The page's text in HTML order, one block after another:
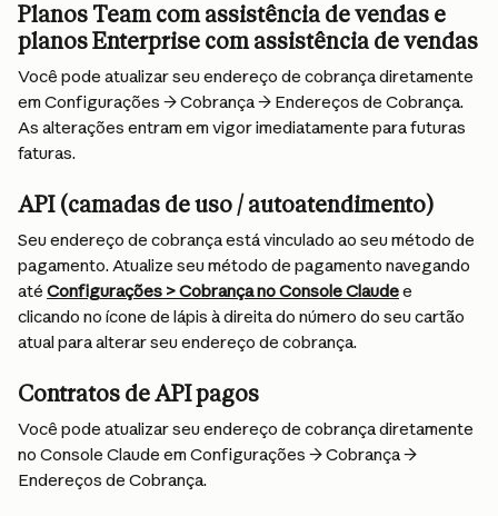
Planos Team com assistência de vendas e
planos Enterprise com assistência de vendas
Você pode atualizar seu endereço de cobrança diretamente
em Configurações → Cobrança → Endereços de Cobrança.
As alterações entram em vigor imediatamente para futuras
faturas.
API (camadas de uso / autoatendimento)
Seu endereço de cobrança está vinculado ao seu método de
pagamento. Atualize seu método de pagamento navegando
até Configurações > Cobrança no Console Claude e
clicando no ícone de lápis à direita do número do seu cartão
atual para alterar seu endereço de cobrança.
Contratos de API pagos
Você pode atualizar seu endereço de cobrança diretamente
no Console Claude em Configurações → Cobrança →
Endereços de Cobrança.